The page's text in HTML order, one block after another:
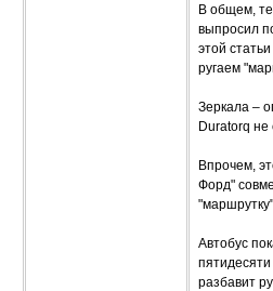
В общем,
выпросил
этой
ругаем
Зеркала –
Duratorq не
Впрочем,
Форд"
Автобус
разбавит